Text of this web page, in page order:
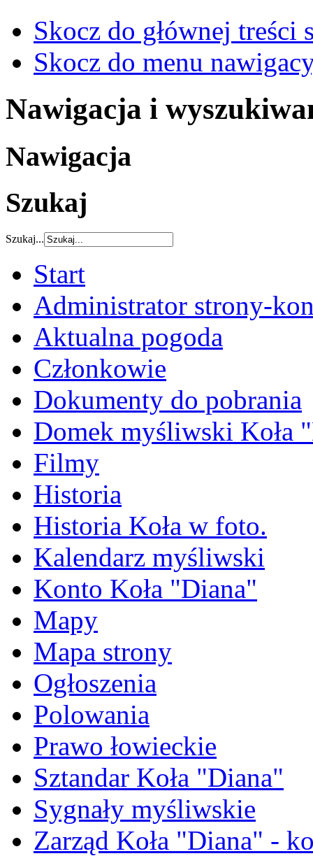
Skocz do głównej treści
Skocz do menu
Nawigacja i
Nawigacja
Szukaj
Szukaj...
Start
Administrator strony-
Aktualna pogoda
Członkowie
Dokumenty do pobrania
Domek myśliwski Koła
Filmy
Historia
Historia Koła w foto.
Kalendarz myśliwski
Konto Koła "Diana"
Mapy
Mapa strony
Ogłoszenia
Polowania
Prawo łowieckie
Sztandar Koła "Diana"
Sygnały myśliwskie
Zarząd Koła "Diana" -